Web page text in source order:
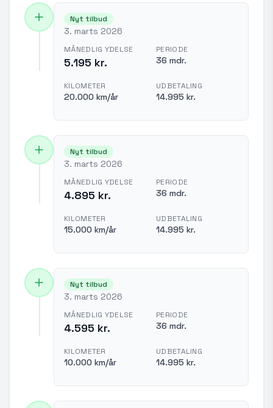
Nyt tilbud
3. marts 2026
MÅNEDLIG YDELSE
5.195 kr.
PERIODE
36 mdr.
KILOMETER
20.000 km/år
UDBETALING
14.995 kr.
Nyt tilbud
3. marts 2026
MÅNEDLIG YDELSE
4.895 kr.
PERIODE
36 mdr.
KILOMETER
15.000 km/år
UDBETALING
14.995 kr.
Nyt tilbud
3. marts 2026
MÅNEDLIG YDELSE
4.595 kr.
PERIODE
36 mdr.
KILOMETER
10.000 km/år
UDBETALING
14.995 kr.